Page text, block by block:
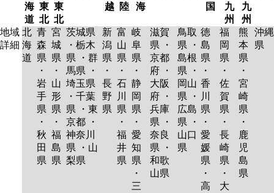
海
道
東
北
東
北
越 陸
海
国
九
州
九
州
地域
詳細
北
海
道
青
森
県
・
岩
手
県
・
秋
田
県
宮
城
県
・
山
形
県
・
福
島
県
茨城県
・栃木
県 ・群
馬県 ・
埼玉県
・千葉
県 ・東
京都 ・
神奈川
県 ・山
梨県
新
潟
県
・
長
野
県
富
山
県
・
石
川
県
・
福
井
県
岐
阜
県
・
静
岡
県
・
愛
知
県
・
三
滋賀
県 ・
京都
府 ・
大阪
府 ・
兵庫
県 ・
奈良
県 ・
和歌
山県
鳥取
県 ・
島根
県 ・
岡山
県 ・
広島
県 ・
山口
県
徳
島
県
・
香
川
県
・
愛
媛
県
・
高
福
岡
県
・
佐
賀
県
・
長
崎
県
・
大
熊
本
県
・
宮
崎
県
・
鹿
児
島
県
沖縄
県